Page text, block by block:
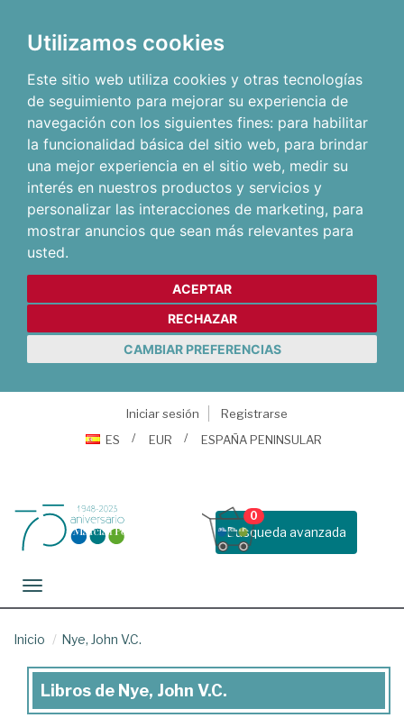
Utilizamos cookies
Este sitio web utiliza cookies y otras tecnologías
de seguimiento para mejorar su experiencia de
navegación con los siguientes fines: para habilitar
la funcionalidad básica del sitio web, para brindar
una mejor experiencia en el sitio web, medir su
interés en nuestros productos y servicios y
personalizar las interacciones de marketing, para
mostrar anuncios que sean más relevantes para
usted.
ACEPTAR
RECHAZAR
CAMBIAR PREFERENCIAS
Iniciar sesión
Registrarse
ES
EUR ESPAÑA PENINSULAR
Busqueda avanzada
0
Toggle navigation
Inicio Nye, John V.C.
Libros
Libros de Nye, John V.C.